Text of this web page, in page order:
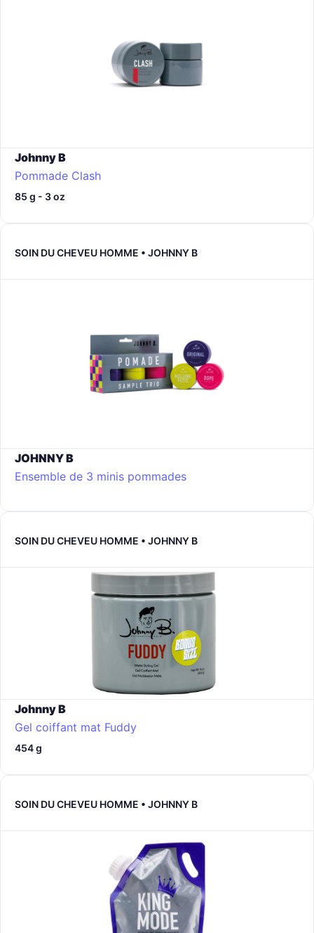
Johnny B
Pommade Clash
85 g - 3 oz
SOIN DU CHEVEU HOMME • JOHNNY B
JOHNNY B
Ensemble de 3 minis pommades
SOIN DU CHEVEU HOMME • JOHNNY B
Johnny B
Gel coiffant mat Fuddy
454 g
SOIN DU CHEVEU HOMME • JOHNNY B